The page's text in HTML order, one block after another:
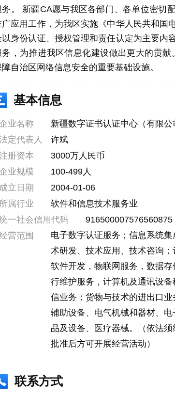
务。 新疆CA愿与我区各部门、各单位密切
广应用工作，为我区实施《中华人民共和国
以身份认证、授权管理和责任认定为主要内
务，为推进我区信息化建设做出更大的贡
障自治区网络信息安全的重要基础设施。
基本信息
业名称
新疆数字证书认证中心（有限公
定代表人
许斌
册资本
3000万人民币
业规模
100-499人
成立日期
2004-01-06
所属行业
软件和信息技术服务业
一社会信用代码
916500007576560875
营范围
电子数字认证服务；信息系统
术研发、技术应用、技术咨询；
软件开发，物联网服务，数据
行维护服务，计算机及通讯设
信业务；货物与技术的进出口
辅助设备、电气机械和器材、
品及设备、医疗器械。（依法
批准后方可开展经营活动）
联系方式